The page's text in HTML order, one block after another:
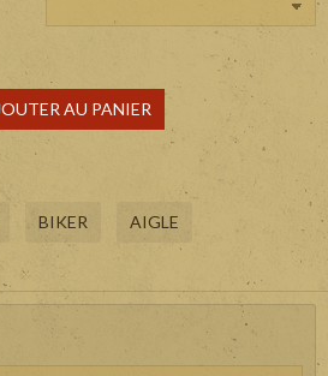
AU PANIER
BIKER AIGLE